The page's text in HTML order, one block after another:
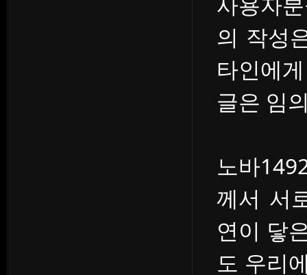
의 작성
타인에
글은 임
노바
께서 서
연이 닿
도 우리